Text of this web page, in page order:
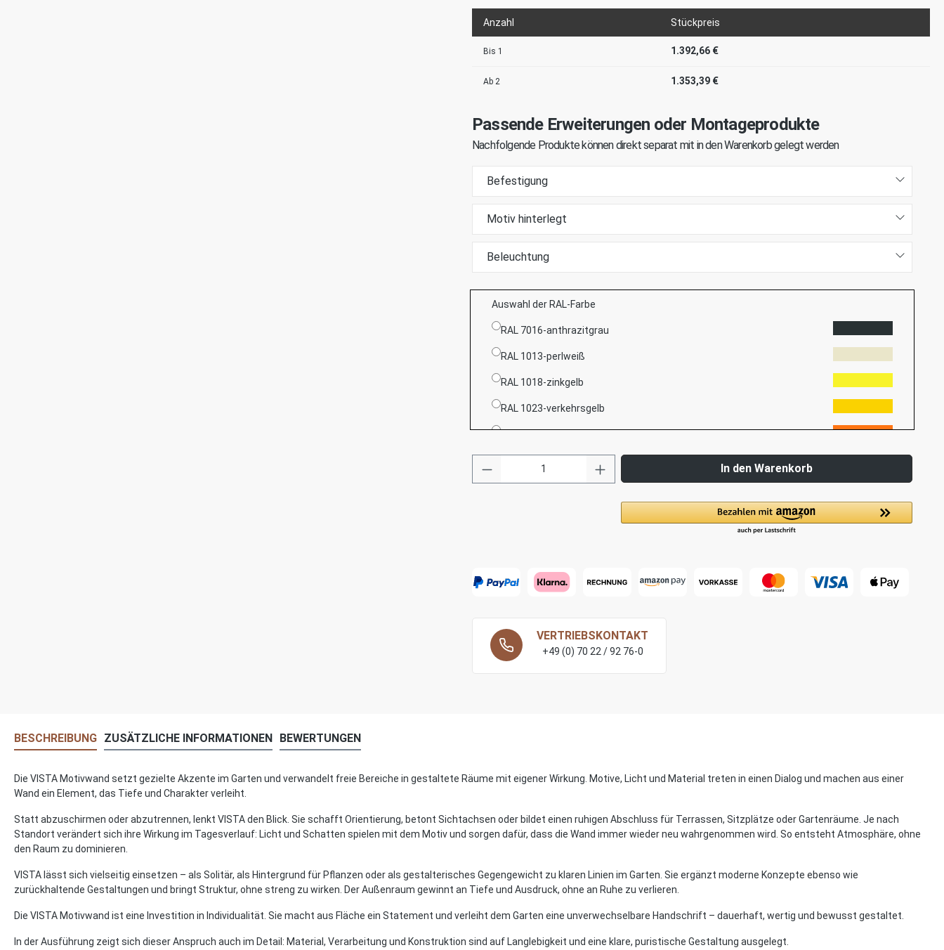
Anzahl Stückpreis
Bis 1 1.392,66 €
Ab 2 1.353,39 €
Passende Erweiterungen oder Montageprodukte
Nachfolgende Produkte können direkt separat mit in den Warenkorb gelegt werden
Befestigung
Motiv hinterlegt
Beleuchtung
Auswahl der RAL-Farbe
RAL 7016-anthrazitgrau
RAL 1013-perlweiß
RAL 1018-zinkgelb
RAL 1023-verkehrsgelb
RAL 3000-feuerrot
RAL 5009-azurblau
RAL 5010-enzianblau
RAL 5012-lichtblau
RAL 6010-grasgrün
RAL 7012-basaltgrau
RAL 7024-graphitgrau
In den Warenkorb
VERTRIEBSKONTAKT
+49 (0) 70 22 / 92 76-0
BESCHREIBUNG ZUSÄTZLICHE INFORMATIONEN BEWERTUNGEN
Die VISTA Motivwand setzt gezielte Akzente im Garten und verwandelt freie Bereiche in gestaltete Räume mit eigener Wirkung. Motive, Licht und Material treten in einen Dialog und machen aus einer
Wand ein Element, das Tiefe und Charakter verleiht.
Statt abzuschirmen oder abzutrennen, lenkt VISTA den Blick. Sie schafft Orientierung, betont Sichtachsen oder bildet einen ruhigen Abschluss für Terrassen, Sitzplätze oder Gartenräume. Je nach
Standort verändert sich ihre Wirkung im Tagesverlauf: Licht und Schatten spielen mit dem Motiv und sorgen dafür, dass die Wand immer wieder neu wahrgenommen wird. So entsteht Atmosphäre, ohne
den Raum zu dominieren.
VISTA lässt sich vielseitig einsetzen – als Solitär, als Hintergrund für Pflanzen oder als gestalterisches Gegengewicht zu klaren Linien im Garten. Sie ergänzt moderne Konzepte ebenso wie
zurückhaltende Gestaltungen und bringt Struktur, ohne streng zu wirken. Der Außenraum gewinnt an Tiefe und Ausdruck, ohne an Ruhe zu verlieren.
Die VISTA Motivwand ist eine Investition in Individualität. Sie macht aus Fläche ein Statement und verleiht dem Garten eine unverwechselbare Handschrift – dauerhaft, wertig und bewusst gestaltet.
In der Ausführung zeigt sich dieser Anspruch auch im Detail: Material, Verarbeitung und Konstruktion sind auf Langlebigkeit und eine klare, puristische Gestaltung ausgelegt.